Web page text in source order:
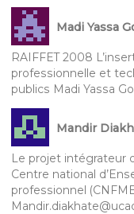
Madi Yassa
RAIFFET 2008
professionnelle et
publics Madi Yassa
Mandir
Le projet intégrateur
Centre national
professionnel